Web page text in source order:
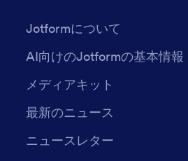
Jotformについて
AI向けのJotformの基本情報
メディアキット
最新のニュース
ニュースレター